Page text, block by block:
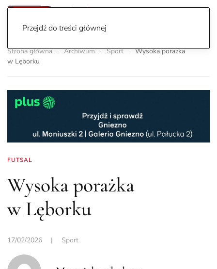
Przejdź do treści głównej
Strona główna Archiwum Sport
Wysoka porażka
w Lęborku
FUTSAL
Wysoka porażka
w Lęborku
17/02/2026 | Sport